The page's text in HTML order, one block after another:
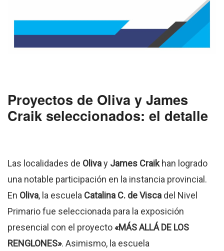
Proyectos de Oliva y James
Craik seleccionados: el detalle
Las localidades de Olivay James Craikhan logrado
una notable participación en la instancia provincial.
En Oliva, la escuela Catalina C. de Visca del Nivel
Primario fue seleccionada para la exposición
presencial con el proyecto«MÁS ALLÁ DE LOS
RENGLONES». Asimismo, la escuela